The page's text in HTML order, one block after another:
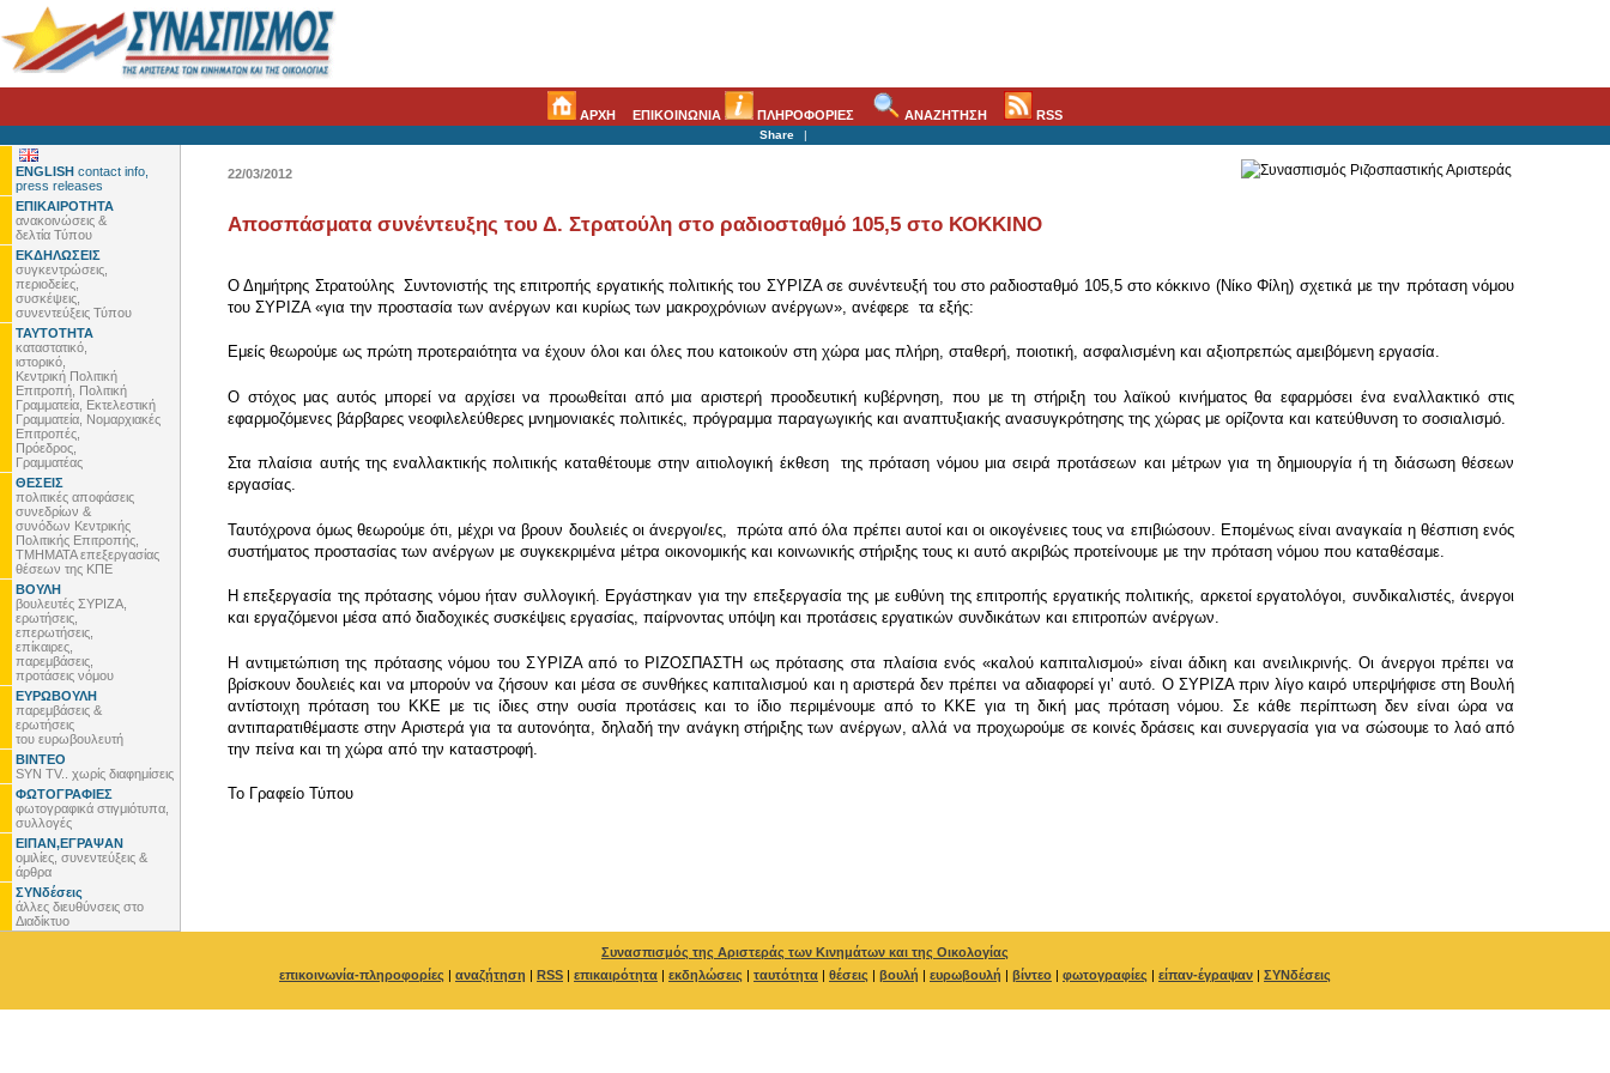
ΑΡΧΗ ΕΠΙΚΟΙΝΩΝΙΑ ΠΛΗΡΟΦΟΡΙΕΣ ΑΝΑΖΗΤΗΣΗ RSS
Share |
ENGLISH contact info,
press releases
ΕΠΙΚΑΙΡΟΤΗΤΑ
ανακοινώσεις &
δελτία Τύπου
ΕΚΔΗΛΩΣΕΙΣ
συγκεντρώσεις,
περιοδείες,
συσκέψεις,
συνεντεύξεις Τύπου
ΤΑΥΤΟΤΗΤΑ
καταστατικό,
ιστορικό,
Κεντρική Πολιτική
Επιτροπή, Πολιτική
Γραμματεία, Εκτελεστική
Γραμματεία, Νομαρχιακές
Επιτροπές,
Πρόεδρος,
Γραμματέας
ΘΕΣΕΙΣ
πολιτικές αποφάσεις
συνεδρίων &
συνόδων Κεντρικής
Πολιτικής Επιτροπής,
ΤΜΗΜΑΤΑ επεξεργασίας
θέσεων της ΚΠΕ
ΒΟΥΛΗ
βουλευτές ΣΥΡΙΖΑ,
ερωτήσεις,
επερωτήσεις,
επίκαιρες,
παρεμβάσεις,
προτάσεις νόμου
ΕΥΡΩΒΟΥΛΗ
παρεμβάσεις &
ερωτήσεις
του ευρωβουλευτή
ΒΙΝΤΕΟ
SYN TV.. χωρίς διαφημίσεις
ΦΩΤΟΓΡΑΦΙΕΣ
φωτογραφικά στιγμιότυπα,
συλλογές
ΕΙΠΑΝ,ΕΓΡΑΨΑΝ
ομιλίες, συνεντεύξεις &
άρθρα
ΣΥΝδέσεις
άλλες διευθύνσεις στο
Διαδίκτυο
22/03/2012
Αποσπάσματα συνέντευξης του Δ. Στρατούλη στο ραδιοσταθμό 105,5 στο ΚΟΚΚΙΝΟ
Ο Δημήτρης Στρατούλης Συντονιστής της επιτροπής εργατικής πολιτικής του ΣΥΡΙΖΑ σε συνέντευξή του στο ραδιοσταθμό 105,5 στο κόκκινο (Νίκο Φίλη) σχετικά με την πρόταση νόμου
του ΣΥΡΙΖΑ «για την προστασία των ανέργων και κυρίως των μακροχρόνιων ανέργων», ανέφερε τα εξής:
Εμείς θεωρούμε ως πρώτη προτεραιότητα να έχουν όλοι και όλες που κατοικούν στη χώρα μας πλήρη, σταθερή, ποιοτική, ασφαλισμένη και αξιοπρεπώς αμειβόμενη εργασία.
Ο στόχος μας αυτός μπορεί να αρχίσει να προωθείται από μια αριστερή προοδευτική κυβέρνηση, που με τη στήριξη του λαϊκού κινήματος θα εφαρμόσει ένα εναλλακτικό στις
εφαρμοζόμενες βάρβαρες νεοφιλελεύθερες μνημονιακές πολιτικές, πρόγραμμα παραγωγικής και αναπτυξιακής ανασυγκρότησης της χώρας με ορίζοντα και κατεύθυνση το σοσιαλισμό.
Στα πλαίσια αυτής της εναλλακτικής πολιτικής καταθέτουμε στην αιτιολογική έκθεση της πρόταση νόμου μια σειρά προτάσεων και μέτρων για τη δημιουργία ή τη διάσωση θέσεων
εργασίας.
Ταυτόχρονα όμως θεωρούμε ότι, μέχρι να βρουν δουλειές οι άνεργοι/ες, πρώτα από όλα πρέπει αυτοί και οι οικογένειες τους να επιβιώσουν. Επομένως είναι αναγκαία η θέσπιση ενός
συστήματος προστασίας των ανέργων με συγκεκριμένα μέτρα οικονομικής και κοινωνικής στήριξης τους κι αυτό ακριβώς προτείνουμε με την πρόταση νόμου που καταθέσαμε.
Η επεξεργασία της πρότασης νόμου ήταν συλλογική. Εργάστηκαν για την επεξεργασία της με ευθύνη της επιτροπής εργατικής πολιτικής, αρκετοί εργατολόγοι, συνδικαλιστές, άνεργοι
και εργαζόμενοι μέσα από διαδοχικές συσκέψεις εργασίας, παίρνοντας υπόψη και προτάσεις εργατικών συνδικάτων και επιτροπών ανέργων.
Η αντιμετώπιση της πρότασης νόμου του ΣΥΡΙΖΑ από το ΡΙΖΟΣΠΑΣΤΗ ως πρότασης στα πλαίσια ενός «καλού καπιταλισμού» είναι άδικη και ανειλικρινής. Οι άνεργοι πρέπει να
βρίσκουν δουλειές και να μπορούν να ζήσουν και μέσα σε συνθήκες καπιταλισμού και η αριστερά δεν πρέπει να αδιαφορεί γιʼ αυτό. Ο ΣΥΡΙΖΑ πριν λίγο καιρό υπερψήφισε στη Βουλή
αντίστοιχη πρόταση του ΚΚΕ με τις ίδιες στην ουσία προτάσεις και το ίδιο περιμένουμε από το ΚΚΕ για τη δική μας πρόταση νόμου. Σε κάθε περίπτωση δεν είναι ώρα να
αντιπαρατιθέμαστε στην Αριστερά για τα αυτονόητα, δηλαδή την ανάγκη στήριξης των ανέργων, αλλά να προχωρούμε σε κοινές δράσεις και συνεργασία για να σώσουμε το λαό από
την πείνα και τη χώρα από την καταστροφή.
To Γραφείο Τύπου
Συνασπισμός της Αριστεράς των Κινημάτων και της Οικολογίας
επικοινωνία-πληροφορίες | αναζήτηση | RSS | επικαιρότητα | εκδηλώσεις | ταυτότητα | θέσεις | βουλή | ευρωβουλή | βίντεο | φωτογραφίες | είπαν-έγραψαν | ΣΥΝδέσεις